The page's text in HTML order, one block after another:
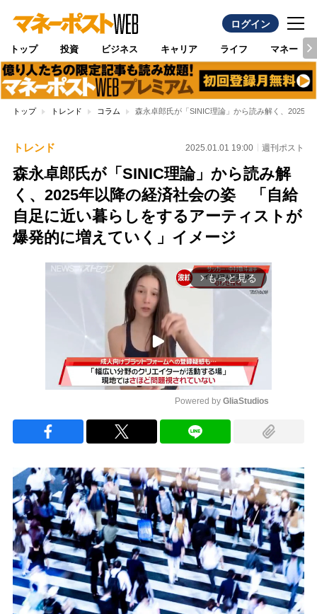
ログイン
トップ 投資 ビジネス キャリア ライフ マネー
トップ トレンド コラム 森永卓郎氏が「SINIC理論」から読み解く、2025
トレンド 2025.01.01 19:00 週刊ポスト
森永卓郎氏が「SINIC理論」から読み解
く、2025年以降の経済社会の姿 「自給
自足に近い暮らしをするアーティストが
爆発的に増えていく」イメージ
arrow_forward_ios もっと見る
Powered by GliaStudios